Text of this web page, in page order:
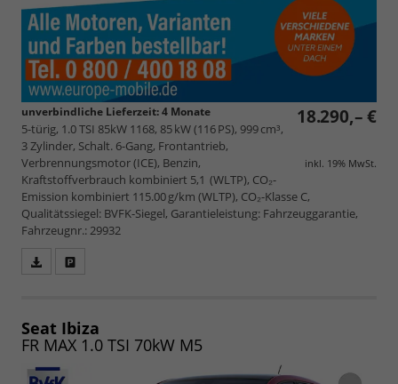
18.290,– €
inkl. 19% MwSt.
unverbindliche Lieferzeit:4 Monate
5-türig, 1.0 TSI 85kW 1168, 85 kW (116 PS), 999 cm³,
3 Zylinder, Schalt. 6-Gang, Frontantrieb,
Verbrennungsmotor (ICE), Benzin,
Kraftstoffverbrauch kombiniert 5,1 (WLTP), CO₂-
Emission kombiniert 115.00 g/km (WLTP), CO₂-Klasse C,
Qualitätssiegel: BVFK-Siegel, Garantieleistung: Fahrzeuggarantie,
Fahrzeugnr.: 29932
speichern/drucken
Seat Ibiza
FR MAX 1.0 TSI 70kW M5